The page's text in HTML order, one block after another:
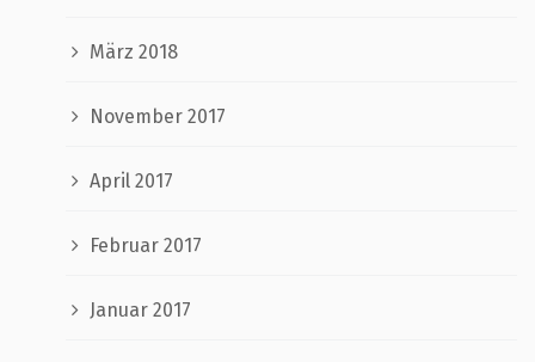
März 2018
November 2017
April 2017
Februar 2017
Januar 2017